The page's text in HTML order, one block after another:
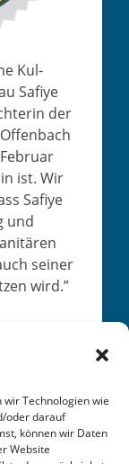
Technologien wie
oder darauf
können wir Daten
Website
Kul­
Safiye
der
ist. Wir
Safiye
und
sein­er
wird.”
the